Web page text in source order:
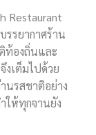
Restaurant
รรยากาศร้าน
ท้องถิ่นและ
งเต็มไปด้วย
นรสชาติอย่าง
ให้ทุกจานยัง